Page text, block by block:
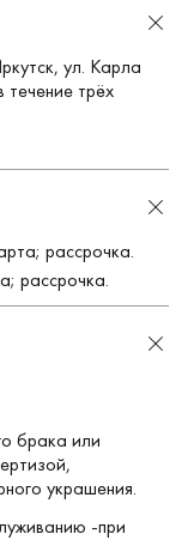
ул. Карла
трёх
рассрочка.
рассрочка.
брака или
украшения.
-при